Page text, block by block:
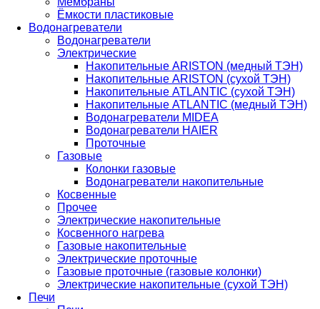
Ёмкости пластиковые
Водонагреватели
Водонагреватели
Электрические
Накопительные ARISTON (медный ТЭН)
Накопительные ARISTON (сухой ТЭН)
Накопительные ATLANTIC (сухой ТЭН)
Накопительные ATLANTIC (медный ТЭН)
Водонагреватели MIDEA
Водонагреватели HAIER
Проточные
Газовые
Колонки газовые
Водонагреватели накопительные
Косвенные
Прочее
Электрические накопительные
Косвенного нагрева
Газовые накопительные
Электрические проточные
Газовые проточные (газовые колонки)
Электрические накопительные (сухой ТЭН)
Печи